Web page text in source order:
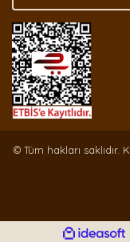
© Tüm hakları saklıdır.